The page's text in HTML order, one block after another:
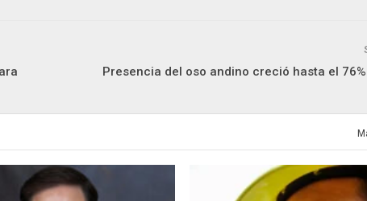
Presencia del oso andino creció hasta el